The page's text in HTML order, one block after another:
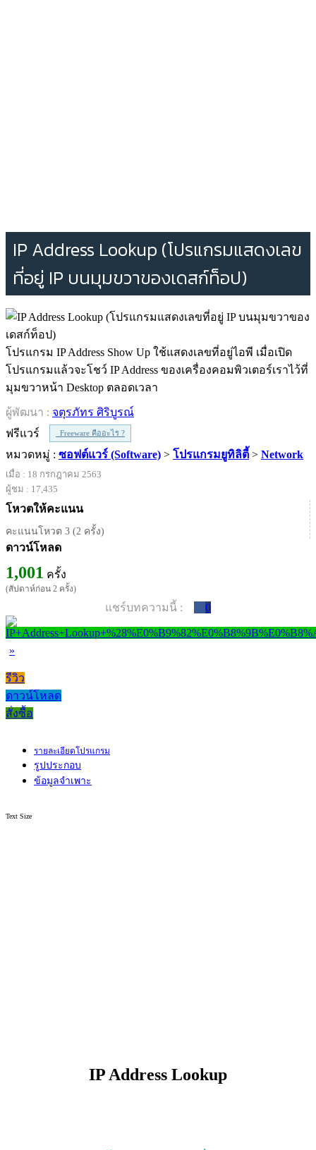
IP Address Lookup (โปรแกรมแสดงเลข
ที่อยู่ IP บนมุมขวาของเดสก์ท็อป)
โปรแกรม IP Address Show Up ใช้แสดงเลขที่อยู่ไอพี เมื่อเปิด
โปรแกรมแล้วจะโชว์ IP Address ของเครื่องคอมพิวเตอร์เราไว้ที่
มุมขวาหน้า Desktop ตลอดเวลา
ผู้พัฒนา : จตุรภัทร ศิริบูรณ์
ฟรีแวร์
Freeware คืออะไร ?
หมวดหมู่ : ซอฟต์แวร์ (Software) > โปรแกรมยูทิลิตี้ > Network
เมื่อ : 18 กรกฎาคม 2563
ผู้ชม : 17,435
โหวตให้คะแนน
คะแนนโหวต 3 (2 ครั้ง)
ดาวน์โหลด
1,001 ครั้ง
(สัปดาห์ก่อน 2 ครั้ง)
แชร์บทความนี้ : 0
»
รีวิว
ดาวน์โหลด
สั่งซื้อ
รายละเอียดโปรแกรม
รูปประกอบ
ข้อมูลจำเพาะ
Text Size
IP Address Lookup